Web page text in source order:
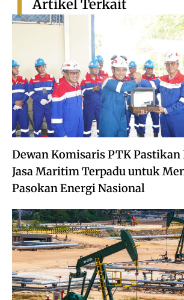
Dewan Komisaris PTK Pastikan
Jasa Maritim Terpadu untuk
Pasokan Energi Nasional
Artikel Terkait